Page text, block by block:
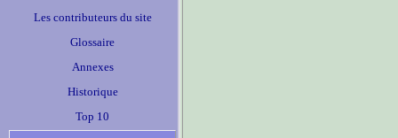
Les contributeurs du site
Glossaire
Annexes
Historique
Top 10